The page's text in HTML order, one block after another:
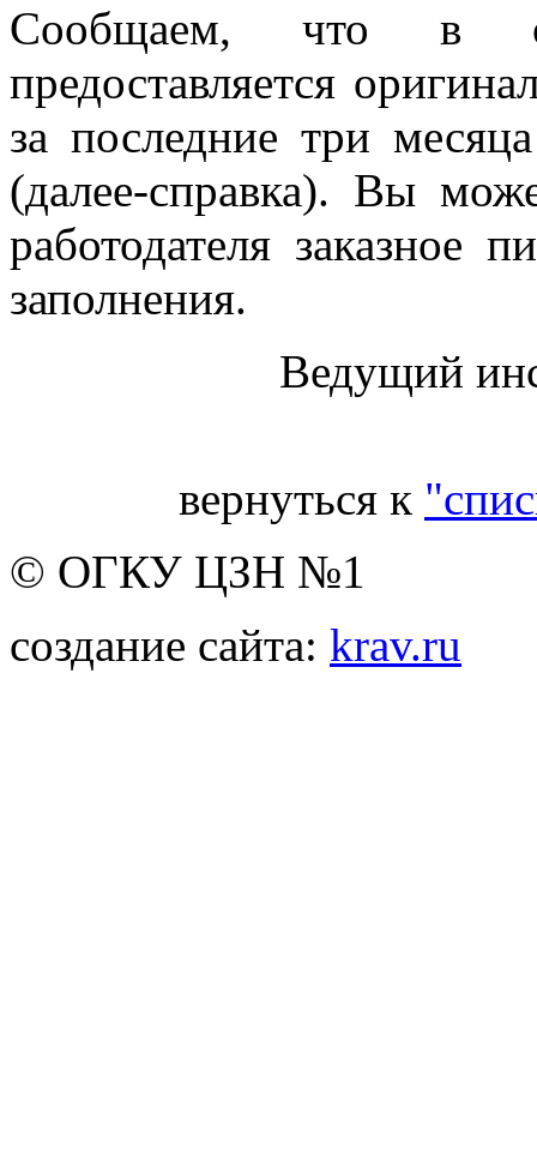
Сообщаем, что в
предоставляется
за последние три
(далее-справка). Вы
работодателя заказное
заполнения.
Ведущий
вернуться к
© ОГКУ ЦЗН №1
создание сайта: krav.ru